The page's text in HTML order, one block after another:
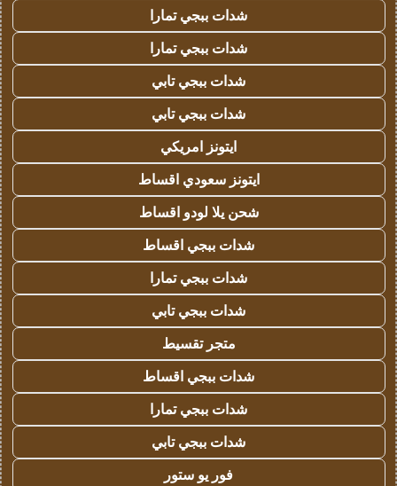
شدات ببجي تمارا
شدات ببجي تمارا
شدات ببجي تابي
شدات ببجي تابي
ايتونز امريكي
ايتونز سعودي اقساط
شحن يلا لودو اقساط
شدات ببجي اقساط
شدات ببجي تمارا
شدات ببجي تابي
متجر تقسيط
شدات ببجي اقساط
شدات ببجي تمارا
شدات ببجي تابي
فور يو ستور